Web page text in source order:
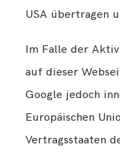
USA übertragen
Im Falle der
auf dieser
Google jedoch
Europäischen
Vertragsstaaten